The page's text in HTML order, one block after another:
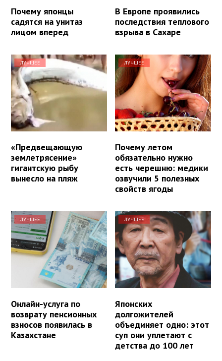
Почему японцы
садятся на унитаз
лицом вперед
В Европе проявились
последствия теплового
взрыва в Сахаре
ЛУЧШЕЕ
«Предвещающую
землетрясение»
гигантскую рыбу
вынесло на пляж
ЛУЧШЕЕ
Почему летом
обязательно нужно
есть черешню: медики
озвучили 5 полезных
свойств ягоды
ЛУЧШЕЕ
Онлайн-услуга по
возврату пенсионных
взносов появилась в
Казахстане
ЛУЧШЕЕ
Японских
долгожителей
объединяет одно: этот
суп они уплетают с
детства до 100 лет